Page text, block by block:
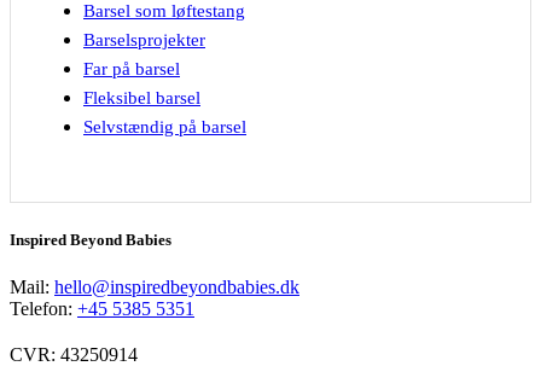
Barsel som løftestang
Barselsprojekter
Far på barsel
Fleksibel barsel
Selvstændig på barsel
Inspired Beyond Babies
Mail: hello@inspiredbeyondbabies.dk
Telefon: +45 5385 5351
CVR: 43250914